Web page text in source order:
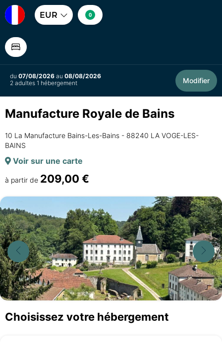
EUR 0
du 07/08/2026 au 08/08/2026
2 adultes 1 hébergement
Modifier
Manufacture Royale de Bains
10 La Manufacture Bains-Les-Bains - 88240 LA VOGE-LES-
BAINS
Voir sur une carte
à partir de 209,00 €
Choisissez votre hébergement